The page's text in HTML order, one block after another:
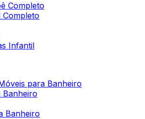
Completo
Infantil
para Banheiro
Banheiro
Banheiro